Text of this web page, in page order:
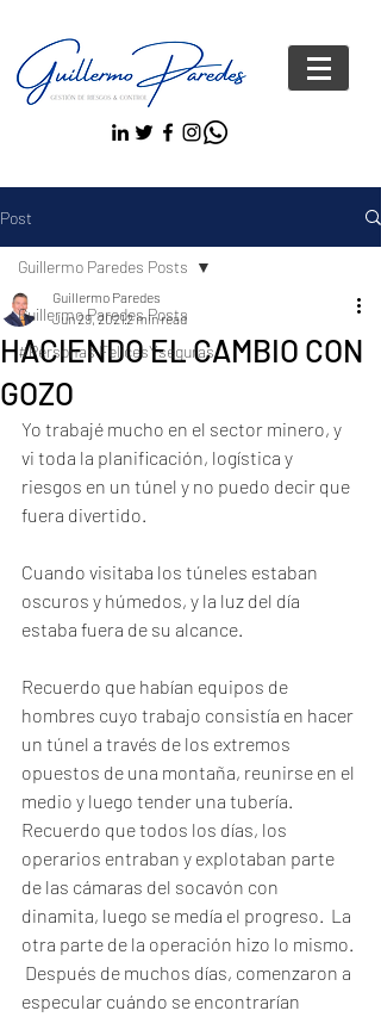
Post
Guillermo Paredes Posts
#Personas FelicesYseguras
Guillermo Paredes Posts
HACIENDO EL CAMBIO CON
GOZO
Guillermo Paredes
Jun 29, 20212 min read
Yo trabajé mucho en el sector minero, y
vi toda la planificación, logística y
riesgos en un túnel y no puedo decir que
fuera divertido.
Cuando visitaba los túneles estaban
oscuros y húmedos, y la luz del día
estaba fuera de su alcance.
Recuerdo que habían equipos de
hombres cuyo trabajo consistía en hacer
un túnel a través de los extremos
opuestos de una montaña, reunirse en el
medio y luego tender una tubería.
Recuerdo que todos los días, los
operarios entraban y explotaban parte
de las cámaras del socavón con
dinamita, luego se medía el progreso.  La
otra parte de la operación hizo lo mismo.
Después de muchos días, comenzaron a
especular cuándo se encontrarían